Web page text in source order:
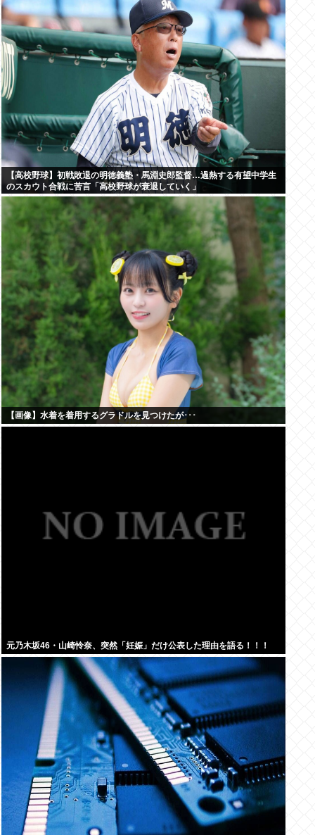
【高校野球】初戦敗退の明徳義塾・馬淵史郎監督…過熱する有望中学生
のスカウト合戦に苦言「高校野球が衰退していく」
【画像】水着を着用するグラドルを見つけたが･･･
元乃木坂46・山崎怜奈、突然「妊娠」だけ公表した理由を語る！！！